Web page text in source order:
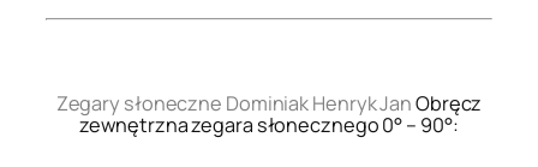
Zegary słoneczne Dominiak Henryk JanObręcz
zewnętrzna zegara słonecznego 0° – 90°: